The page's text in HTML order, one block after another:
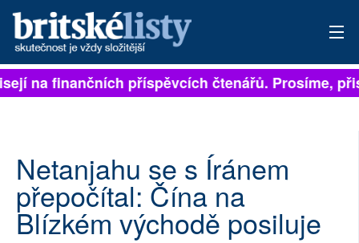
PŘIHLÁSIT
ARCHIV
ROZHOVORY
TÉMATA
na finančních příspěvcích čtenářů. Prosíme,
Netanjahu se s Íránem
přepočítal: Čína na
Blízkém východě posiluje